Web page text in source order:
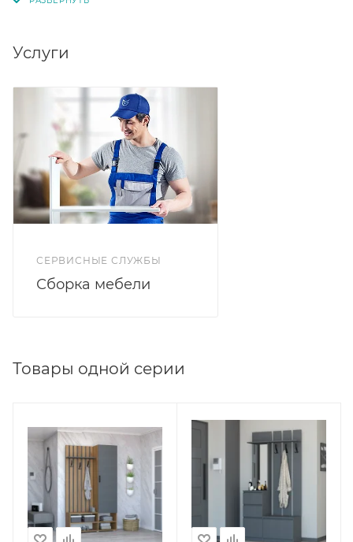
выдвижения. Тумба имеет две откидные створки на
350 мм.
Услуги
СЕРВИСНЫЕ СЛУЖБЫ
Сборка мебели
Товары одной серии